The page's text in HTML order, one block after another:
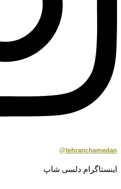
tehranchamedan@
اینستاگرام دلسی شاپ